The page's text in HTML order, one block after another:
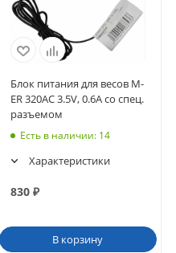
Блок питания для весов M-
ER 320АС 3.5V, 0.6A со спец.
разъемом
Есть в наличии: 14
Характеристики
830₽
В корзину